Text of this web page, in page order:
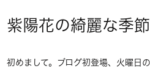
紫陽花の綺麗な季節
初めまして。ブログ初登場、火曜日の